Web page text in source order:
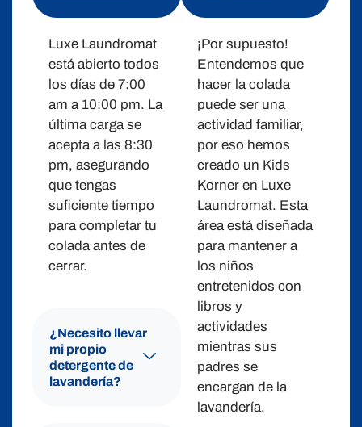
Luxe Laundromat
está abierto todos
los días de 7:00
am a 10:00 pm. La
última carga se
acepta a las 8:30
pm, asegurando
que tengas
suficiente tiempo
para completar tu
colada antes de
cerrar.
¿Necesito llevar
mi propio
detergente de
lavandería?
¡Por supuesto!
Entendemos que
hacer la colada
puede ser una
actividad familiar,
por eso hemos
creado un Kids
Korner en Luxe
Laundromat. Esta
área está diseñada
para mantener a
los niños
entretenidos con
libros y
actividades
mientras sus
padres se
encargan de la
lavandería.